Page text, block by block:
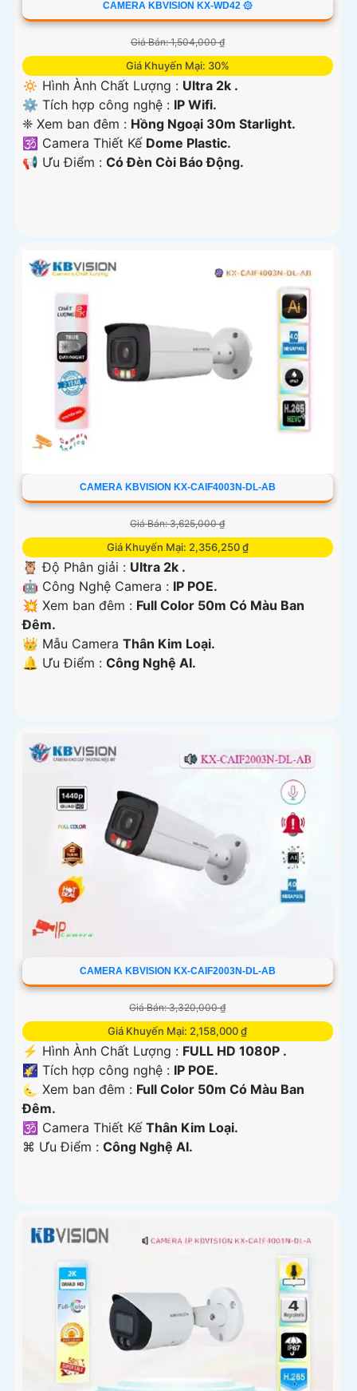
CAMERA KBVISION KX-WD42 ۞
Giá Bán: 1,504,000 ₫
Giá Khuyến Mại: 30%
🔅 Hình Ành Chất Lượng : Ultra 2k .
⚙ Tích hợp công nghệ : IP Wifi.
❈ Xem ban đêm : Hồng Ngoại 30m Starlight.
🕉️ Camera Thiết Kế Dome Plastic.
️📢 Ưu Điểm : Có Ðèn Còi Báo Động.
CAMERA KBVISION KX-CAIF4003N-DL-AB
Giá Bán: 3,625,000 ₫
Giá Khuyến Mại: 2,356,250 ₫
🦉 Độ Phân giải : Ultra 2k .
🤖️ Công Nghệ Camera : IP POE.
💥 Xem ban đêm : Full Color 50m Có Màu Ban
Đêm.
👑 Mẫu Camera Thân Kim Loại.
️🔔 Ưu Điểm : Công Nghệ AI.
CAMERA KBVISION KX-CAIF2003N-DL-AB
Giá Bán: 3,320,000 ₫
Giá Khuyến Mại: 2,158,000 ₫
️⚡ Hình Ành Chất Lượng : FULL HD 1080P .
🌠 Tích hợp công nghệ : IP POE.
🌜 Xem ban đêm : Full Color 50m Có Màu Ban
Đêm.
🕉️ Camera Thiết Kế Thân Kim Loại.
️⌘ Ưu Điểm : Công Nghệ AI.